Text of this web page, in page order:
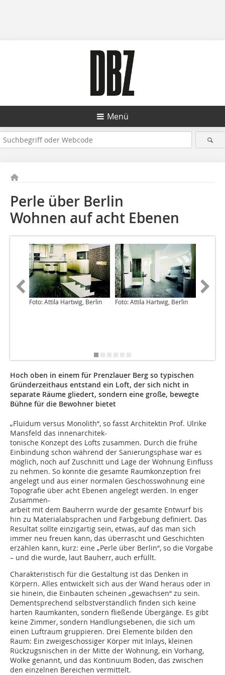
Menü
Perle über Berlin
Wohnen auf acht Ebenen
Foto: Attila Hartwig, Berlin
Foto: Attila Hartwig, Berlin
Hoch oben in einem für Prenzlauer Berg so typischen
Gründerzeithaus entstand ein Loft, der sich nicht in
separate Räume gliedert, sondern eine große, bewegte
Bühne für die Bewohner bietet
„Fluidum versus Monolith“, so fasst Architektin Prof. Ulrike
Mansfeld das innenarchitek-
tonische Konzept des Lofts zusammen. Durch die frühe
Einbindung schon während der Sanierungsphase war es
möglich, noch auf Zuschnitt und Lage der Wohnung Einfluss
zu nehmen. So konnte die gesamte Raumkonzeption frei
angelegt und aus einer normalen Geschosswohnung eine
Topografie über acht Ebenen angelegt werden. In enger
Zusammen-
arbeit mit dem Bauherrn wurde der gesamte Entwurf bis
hin zu Materialabsprachen und Farbgebung definiert. Das
Resultat sollte einzigartig sein, etwas, auf das man sich
immer neu freuen kann, das überrascht und Geschichten
erzählen kann, kurz: eine „Perle über Berlin“, so die Vorgabe
– und die wurde, laut Bauherr, auch erfüllt.
Charakteristisch für die Gestaltung ist das Denken in
Körpern. Alles entwickelt sich aus der Wand heraus oder in
sie hinein, die Einbauten scheinen „gewachsen“ zu sein.
Dementsprechend selbstverständlich finden sich keine
harten Raumkanten, sondern fließende Übergänge. Es gibt
keine Zimmer, sondern Handlungsebenen, die sich um
einen Luftraum gruppieren. Drei Elemente bilden den
Raum: Ein zweigeschossiger Körper mit Inlays, kleinen
Rückzugsnischen in der Mitte der Wohnung, ein Vorhang,
Wolke genannt, und das Kontinuum Boden, das zwischen
den einzelnen Bereichen vermittelt.